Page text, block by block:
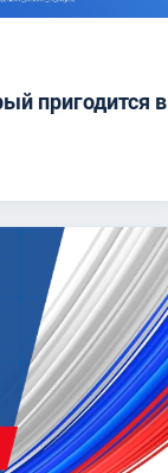
пригодится в